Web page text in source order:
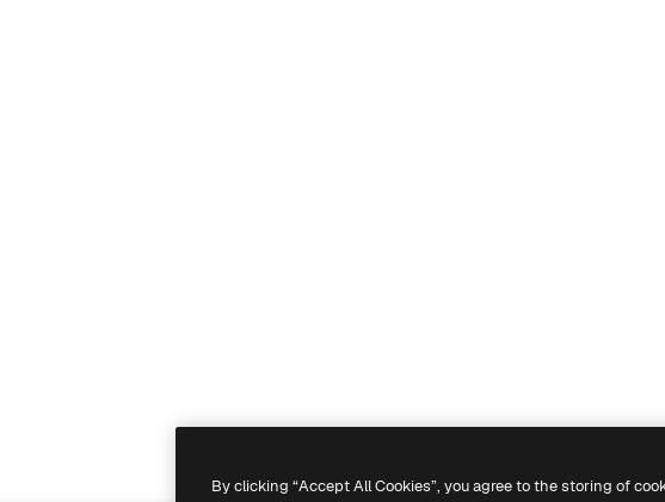
By clicking “Accept All Cookies”, you agree to the storing of